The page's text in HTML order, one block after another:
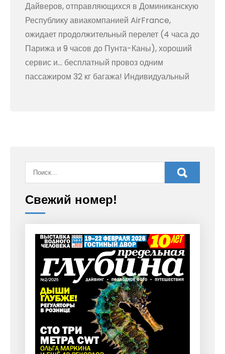
Дайверов, отправляющихся в Доминиканскую
Республику авиакомпанией AirFrance,
ожидает продолжительный перелет (4 часа до
Парижа и 9 часов до Пунта-Каны), хороший
сервис и… бесплатный провоз одним
пассажиром 32 кг багажа! Индивидуальный
Свежий номер!